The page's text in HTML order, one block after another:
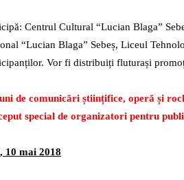
Centrul Cultural “Lucian Blaga”
“Lucian Blaga” Sebeș, Liceul
Vor fi distribuiți fluturași
de comunicări științifice, operă și
special de organizatori pentru
10 mai 2018